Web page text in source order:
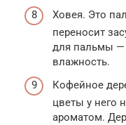
Ховея. Это
переносит
для пальмы —
влажность.
Кофейное
цветы у него
ароматом.